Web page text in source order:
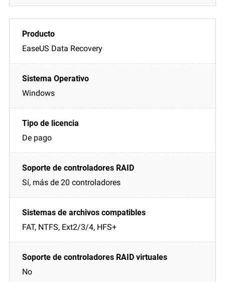
EaseUS Data Recovery
Windows
De pago
Sí, más de 20 controladores
FAT, NTFS, Ext2/3/4, HFS+
No